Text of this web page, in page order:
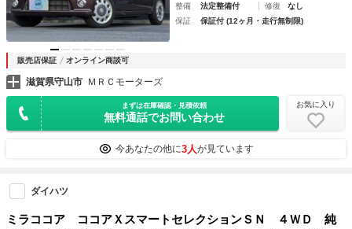
整備
法定整備付 修復
なし
保証
保証付 (12ヶ月・走行無制限)
販売店保証 オンライン商談可
滋賀県守山市 ＭＲＣモーターズ
まずは在庫確認・見積依頼
無料通話でお問い合わせ
お気に入り
今あなたの他に3人が見ています
ダイハツ
ミラココア ココアＸスマートセレクションＳＮ ４ＷＤ 純